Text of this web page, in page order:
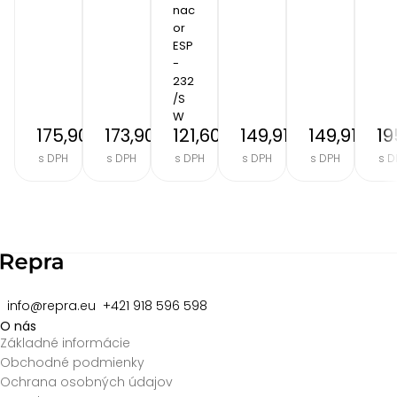
175,90 €
s DPH
173,90 €
s DPH
nac
or
ESP
-
232
/S
W
121,60 €
s DPH
149,91 €
s DPH
149,91 €
s DPH s
info@repra.eu +421 918 596 598
O nás
Základné informácie
Obchodné podmienky
Ochrana osobných údajov